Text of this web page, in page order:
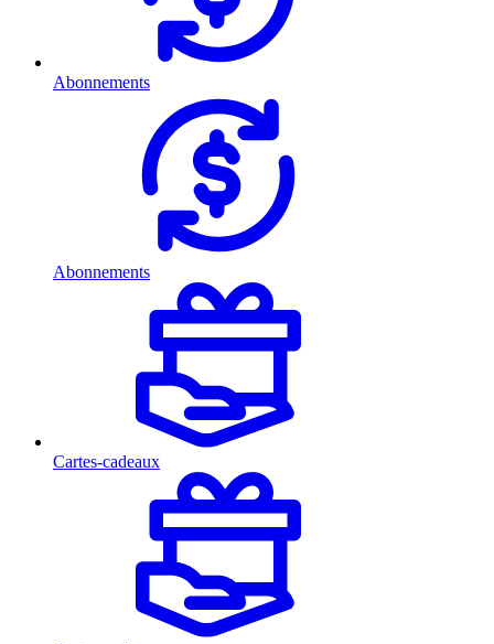
Abonnements
Abonnements
Cartes-cadeaux